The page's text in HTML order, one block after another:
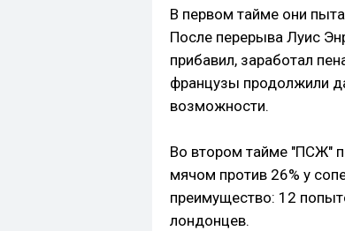
В первом тайме они
После перерыва Луис
прибавил, заработал
французы продолжили
возможности.
Во втором тайме "ПСЖ"
мячом против 26% у
преимущество: 12
лондонцев.